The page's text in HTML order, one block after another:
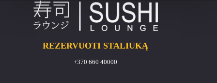
REZERVUOTI STALIUKĄ
+370 660 40000